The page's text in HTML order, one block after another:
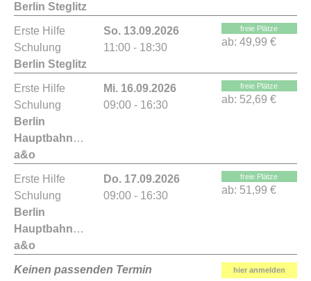
Berlin Steglitz
Erste Hilfe
Schulung
Berlin Steglitz
So. 13.09.2026
11:00 - 18:30
freie Plätze
ab: 49,99 €
Erste Hilfe
Schulung
Berlin
Hauptbahnhof
a&o
Mi. 16.09.2026
09:00 - 16:30
freie Plätze
ab: 52,69 €
Erste Hilfe
Schulung
Berlin
Hauptbahnhof
a&o
Do. 17.09.2026
09:00 - 16:30
freie Plätze
ab: 51,99 €
Keinen passenden Termin
hier anmelden